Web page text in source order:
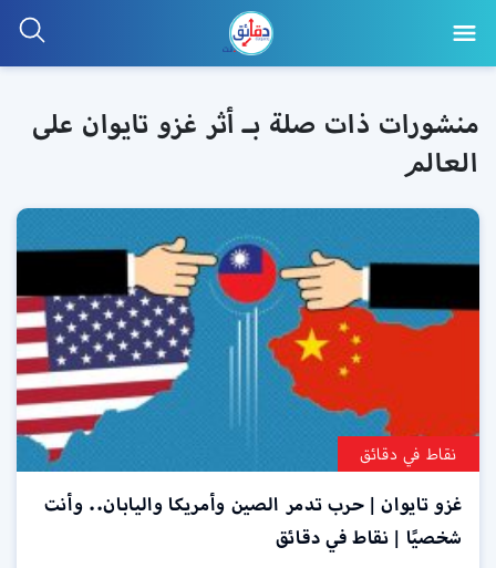
منشورات ذات صلة بـ أثر غزو تايوان على
العالم
نقاط في دقائق
غزو تايوان | حرب تدمر الصين وأمريكا واليابان.. وأنت
شخصيًا | نقاط في دقائق